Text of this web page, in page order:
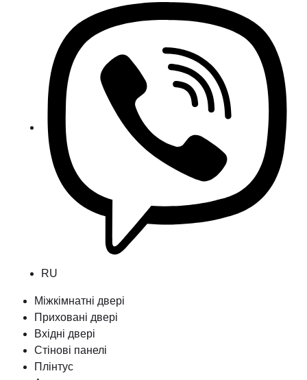
RU
Міжкімнатні двері
Приховані двері
Вхідні двері
Стінові панелі
Плінтус